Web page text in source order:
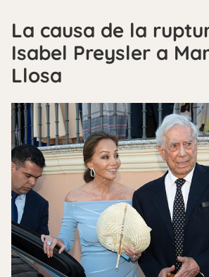
La causa de la
Isabel Preysler a
Llosa